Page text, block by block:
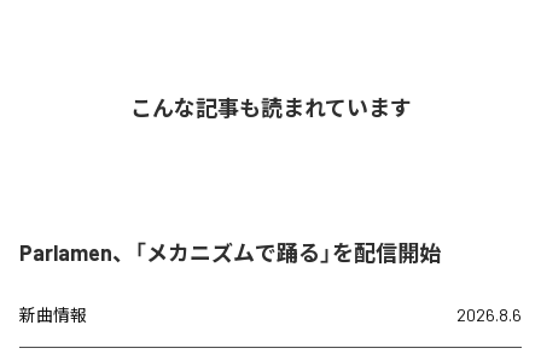
こんな記事も読まれています
Parlamen、「メカニズムで踊る」を配信開始
新曲情報 2026.8.6